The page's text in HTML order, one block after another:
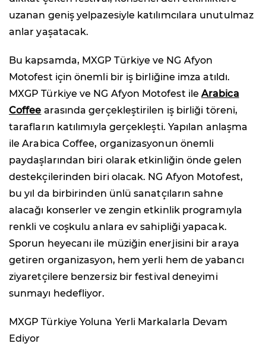
uzanan geniş yelpazesiyle katılımcılara unutulmaz
anlar yaşatacak.
Bu kapsamda, MXGP Türkiye ve NG Afyon
Motofest için önemli bir iş birliğine imza atıldı.
MXGP Türkiye ve NG Afyon Motofest ileArabica
Coffee arasında gerçekleştirilen iş birliği töreni,
tarafların katılımıyla gerçekleşti. Yapılan anlaşma
ile Arabica Coffee, organizasyonun önemli
paydaşlarından biri olarak etkinliğin önde gelen
destekçilerinden biri olacak. NG Afyon Motofest,
bu yıl da birbirinden ünlü sanatçıların sahne
alacağı konserler ve zengin etkinlik programıyla
renkli ve coşkulu anlara ev sahipliği yapacak.
Sporun heyecanı ile müziğin enerjisini bir araya
getiren organizasyon, hem yerli hem de yabancı
ziyaretçilere benzersiz bir festival deneyimi
sunmayı hedefliyor.
MXGP Türkiye Yoluna Yerli Markalarla Devam
Ediyor